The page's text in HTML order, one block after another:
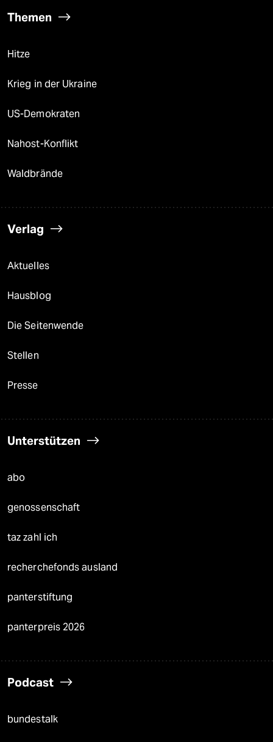
Themen
Hitze
Krieg in der Ukraine
US-Demokraten
Nahost-Konflikt
Waldbrände
Verlag
Aktuelles
Hausblog
Die Seitenwende
Stellen
Presse
Unterstützen
abo
genossenschaft
taz zahl ich
recherchefonds ausland
panterstiftung
panterpreis 2026
Podcast
bundestalk